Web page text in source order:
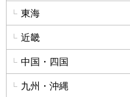
東海
近畿
中国・四国
九州・沖縄